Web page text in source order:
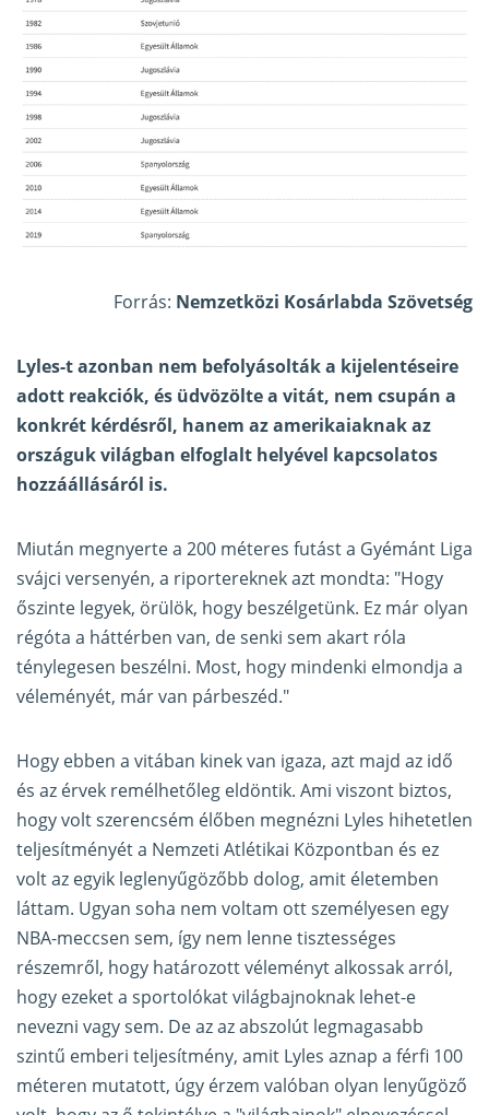
Forrás: Nemzetközi Kosárlabda Szövetség
Lyles-t azonban nem befolyásolták a kijelentéseire
adott reakciók, és üdvözölte a vitát, nem csupán a
konkrét kérdésről, hanem az amerikaiaknak az
országuk világban elfoglalt helyével kapcsolatos
hozzáállásáról is.
Miután megnyerte a 200 méteres futást a Gyémánt Liga
svájci versenyén, a riportereknek azt mondta: "Hogy
őszinte legyek, örülök, hogy beszélgetünk. Ez már olyan
régóta a háttérben van, de senki sem akart róla
ténylegesen beszélni. Most, hogy mindenki elmondja a
véleményét, már van párbeszéd."
Hogy ebben a vitában kinek van igaza, azt majd az idő
és az érvek remélhetőleg eldöntik. Ami viszont biztos,
hogy volt szerencsém élőben megnézni Lyles hihetetlen
teljesítményét a Nemzeti Atlétikai Központban és ez
volt az egyik leglenyűgözőbb dolog, amit életemben
láttam. Ugyan soha nem voltam ott személyesen egy
NBA-meccsen sem, így nem lenne tisztességes
részemről, hogy határozott véleményt alkossak arról,
hogy ezeket a sportolókat világbajnoknak lehet-e
nevezni vagy sem. De az az abszolút legmagasabb
szintű emberi teljesítmény, amit Lyles aznap a férfi 100
méteren mutatott, úgy érzem valóban olyan lenyűgöző